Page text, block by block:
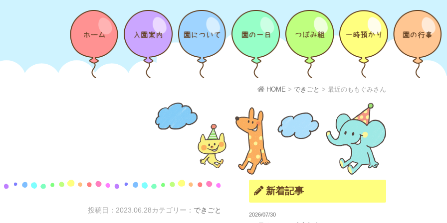
HOME > できごと > 最近のももぐみさん
投稿日： 2023.06.28カテゴリー： できごと
新着記事
2026/07/30